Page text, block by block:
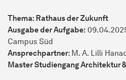
Thema: Rathaus der Zukunft
Ausgabe der Aufgabe:
Campus Süd
Ansprechpartner: M. A. Lilli
Master Studiengang Architektur